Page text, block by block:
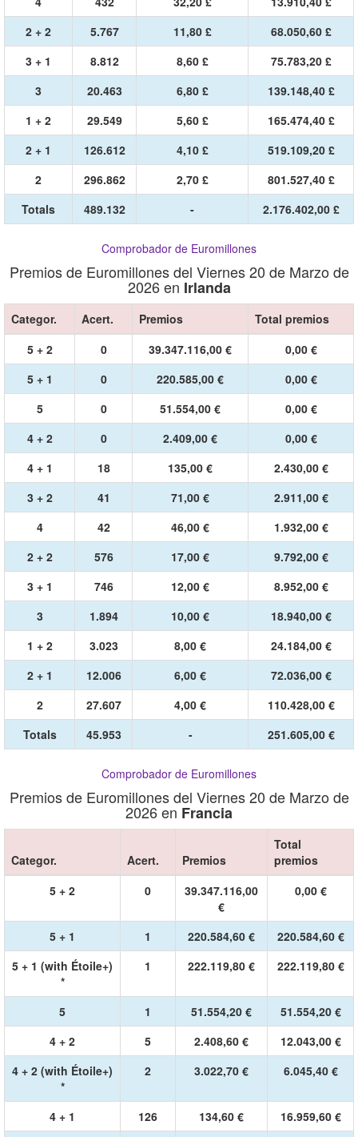
2 + 2
5.767 11,80 £
68.050,60 £
3 + 1
8.812 8,60 £
75.783,20 £
3
20.463 6,80 £
139.148,40 £
1 + 2
29.549 5,60 £
165.474,40 £
2 + 1
126.612 4,10 £
519.109,20 £
2
296.862 2,70 £
801.527,40 £
Totals
489.132 - 2.176.402,00 £
Comprobador de Euromillones
Premios de Euromillones del Viernes 20 de Marzo de
2026 en Irlanda
Categor. Acert. Premios
Total premios
5 + 2
0 39.347.116,00 €
0,00 €
5 + 1
0 220.585,00 €
0,00 €
5
0 51.554,00 €
0,00 €
4 + 2
0 2.409,00 €
0,00 €
4 + 1
18 135,00 €
2.430,00 €
3 + 2
41 71,00 €
2.911,00 €
4
42 46,00 €
1.932,00 €
2 + 2
576 17,00 €
9.792,00 €
3 + 1
746 12,00 €
8.952,00 €
3
1.894 10,00 €
18.940,00 €
1 + 2
3.023 8,00 €
24.184,00 €
2 + 1
12.006 6,00 €
72.036,00 €
2
27.607 4,00 €
110.428,00 €
Totals
45.953 - 251.605,00 €
Comprobador de Euromillones
Premios de Euromillones del Viernes 20 de Marzo de
2026 en Francia
Categor. Acert. Premios
Total
premios
5 + 2
0
39.347.116,00
€
0,00 €
5 + 1 1 220.584,60 €
220.584,60 €
5 + 1 (with Étoile+)
*
1 222.119,80 € 222.119,80 €
5 1 51.554,20 €
51.554,20 €
4 + 2
5 2.408,60 €
12.043,00 €
4 + 2 (with Étoile+)
*
2 3.022,70 € 6.045,40 €
4 + 1 126 134,60 €
16.959,60 €